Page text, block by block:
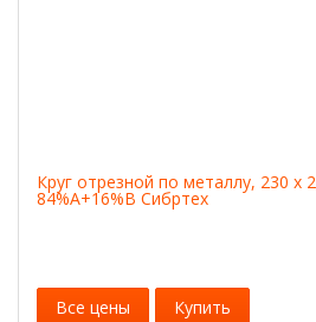
Круг отрезной по металлу, 230 х
84%A+16%B Сибртех
Все цены Купить